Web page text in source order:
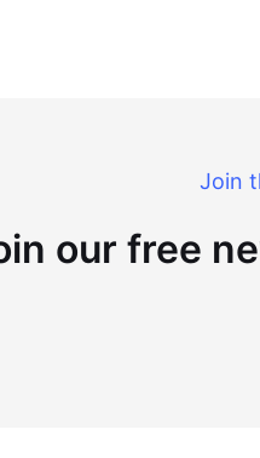
Join
our free